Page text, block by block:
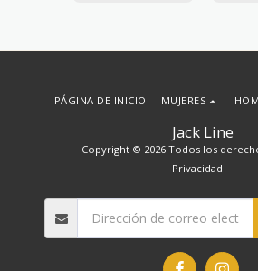
Jack Line
Copyright © 2026 Todos los
Privacidad
PÁGINA DE INICIO MUJERES